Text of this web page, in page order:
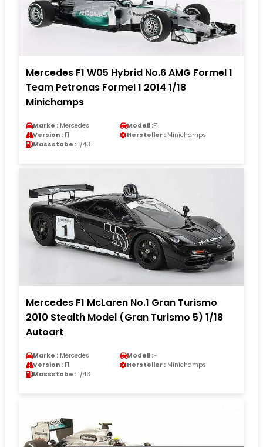
Mercedes F1 W05 Hybrid No.6 AMG Formel 1
Team Petronas Formel 1 2014 1/18
Minichamps
Marke : Mercedes Modell :F1
Version : F1 Hersteller : Minichamps
Massstabe : 1/43
Mercedes F1 McLaren No.1 Gran Turismo
2010 Stealth Model (Gran Turismo 5) 1/18
Autoart
Marke : Mercedes Modell :F1
Version : F1 Hersteller : Minichamps
Massstabe : 1/43